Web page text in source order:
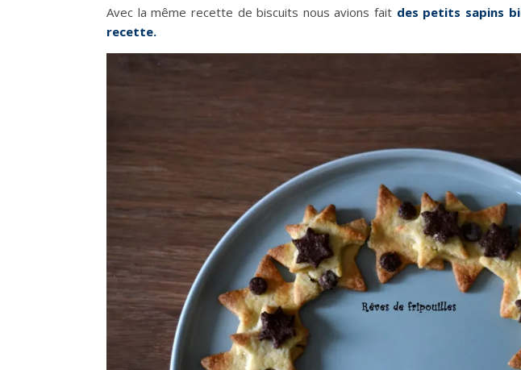
Avec la même recette de biscuits nous avions fait des petits sapins
recette.